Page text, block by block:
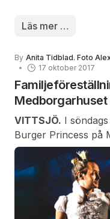
grillen varm!
någon av tjejerna
Läs mer …
By Anita Tidblad. Foto
17 oktober 2017
Medborgarhuset
VITTSJÖ. I
Burger Princess på
var en saga om att
Drottningen har
kandidat passar.